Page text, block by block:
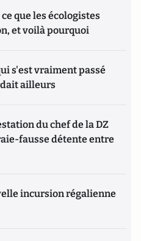
que les écologistes
et voilà pourquoi
s'est vraiment passé
ailleurs
du chef de la DZ
fausse détente entre
incursion régalienne